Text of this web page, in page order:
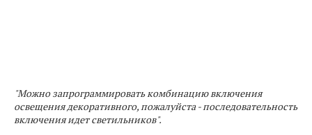
"Можно запрограммировать комбинацию включения
освещения декоративного, пожалуйста - последовательность
включения идет светильников".